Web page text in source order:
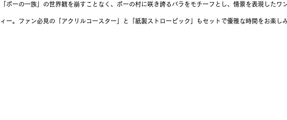
「ポーの一族」の世界観を崩すことなく、ポーの村に咲き誇るバラをモチーフとし、情景を表現したワ
ィー。ファン必見の「アクリルコースター」と「紙製ストローピック」もセットで優雅な時間をお楽し